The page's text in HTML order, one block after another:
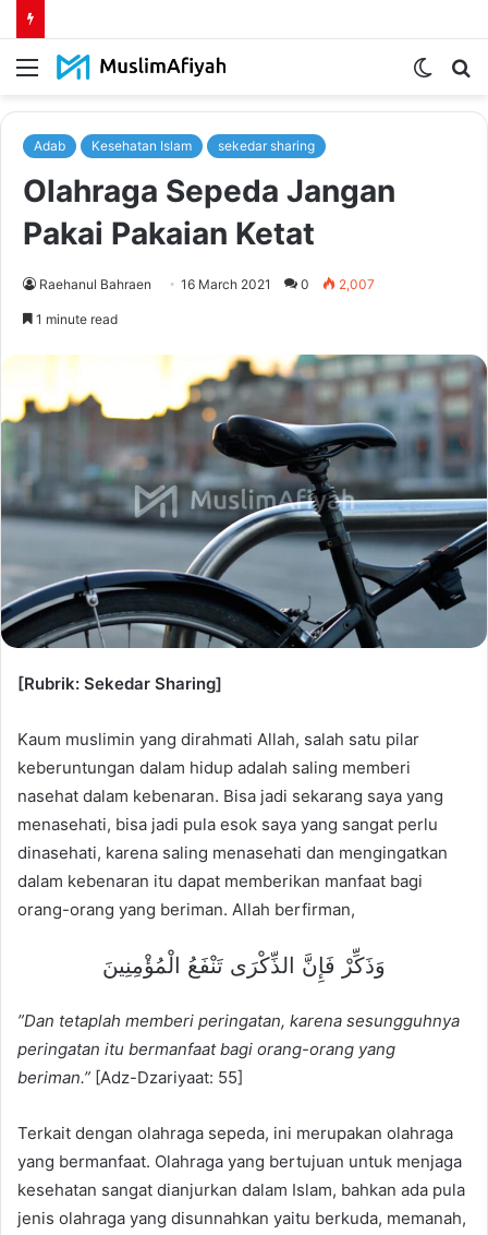
Menu
Switch
Adab Kesehatan Islam sekedar sharing
Olahraga Sepeda Jangan
Pakai Pakaian Ketat
Raehanul Bahraen 16 March 2021 0 2,007
1 minute read
[Rubrik: Sekedar Sharing]
Kaum muslimin yang dirahmati Allah, salah satu pilar
keberuntungan dalam hidup adalah saling memberi
nasehat dalam kebenaran. Bisa jadi sekarang saya yang
menasehati, bisa jadi pula esok saya yang sangat perlu
dinasehati, karena saling menasehati dan mengingatkan
dalam kebenaran itu dapat memberikan manfaat bagi
orang-orang yang beriman. Allah berfirman,
وَذَكِّرْ فَإِنَّ الذِّكْرَى تَنْفَعُ الْمُؤْمِنِينَ
”Dan tetaplah memberi peringatan, karena sesungguhnya
peringatan itu bermanfaat bagi orang-orang yang
beriman.” [Adz-Dzariyaat: 55]
Terkait dengan olahraga sepeda, ini merupakan olahraga
yang bermanfaat. Olahraga yang bertujuan untuk menjaga
kesehatan sangat dianjurkan dalam Islam, bahkan ada pula
jenis olahraga yang disunnahkan yaitu berkuda, memanah,